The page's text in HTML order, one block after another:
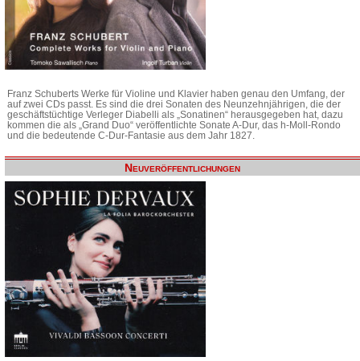
Franz Schuberts Werke für Violine und Klavier haben genau den Umfang, der
auf zwei CDs passt. Es sind die drei Sonaten des Neunzehnjährigen, die der
geschäftstüchtige Verleger Diabelli als „Sonatinen“ herausgegeben hat, dazu
kommen die als „Grand Duo“ veröffentlichte Sonate A-Dur, das h-Moll-Rondo
und die bedeutende C-Dur-Fantasie aus dem Jahr 1827.
Neuveröffentlichungen